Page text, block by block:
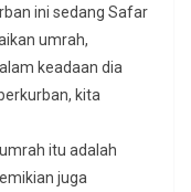
ini sedang Safar
umrah,
keadaan dia
kita
itu adalah
juga